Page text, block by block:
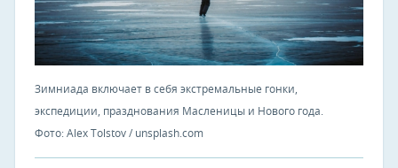
Зимниада включает в себя экстремальные гонки,
экспедиции, празднования Масленицы и Нового года.
Фото: Alex Tolstov / unsplash.com